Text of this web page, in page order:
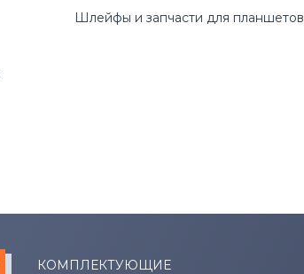
Шлейфы и запчасти для планшетов
КОМПЛЕКТУЮЩИЕ